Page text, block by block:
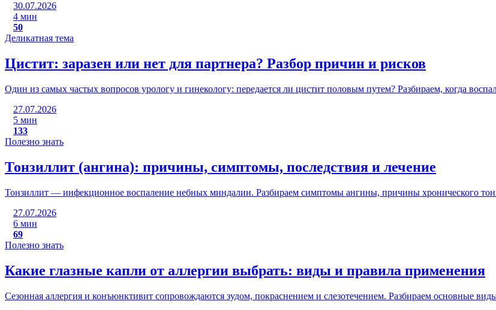
30.07.2026
4 мин
50
Деликатная тема
Цистит: заразен или нет для партнера? Разбор причин и рисков
Один из самых частых вопросов урологу и гинекологу: передается ли цистит половым путем? Разбираем, когда
27.07.2026
5 мин
133
Полезно знать
Тонзиллит (ангина): причины, симптомы, последствия и лечение
Тонзиллит — инфекционное воспаление небных миндалин. Разбираем симптомы ангины, причины хронического
27.07.2026
6 мин
69
Полезно знать
Какие глазные капли от аллергии выбрать: виды и правила применения
Сезонная аллергия и конъюнктивит сопровождаются зудом, покраснением и слезотечением. Разбираем основные